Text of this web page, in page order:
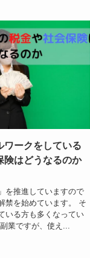
ワークをしている
険はどうなるのか
を推進していますので
禁を始めています。 そ
いる方も多くなってい
業ですが、使え...